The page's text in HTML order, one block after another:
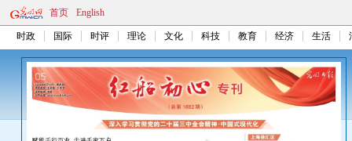
首页 English
时政 国际 时评 理论 文化 科技 教育 经济 生活